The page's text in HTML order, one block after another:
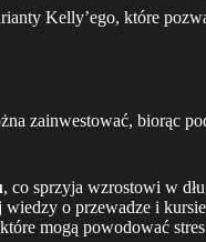
Kelly’ego, które
zainwestować, biorąc
, co sprzyja wzrostowi w
wiedzy o przewadze i
mogą powodować